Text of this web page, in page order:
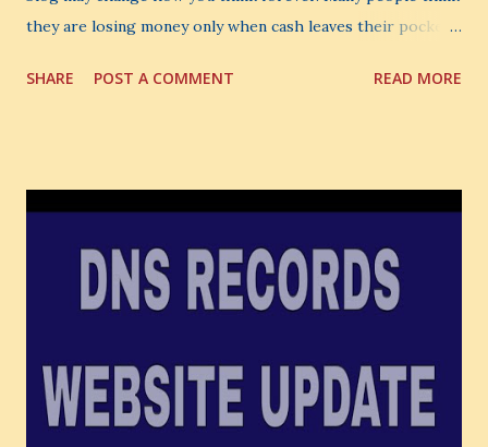
they are losing money only when cash leaves their pocket.
the one you never notice. It is the money you could have
Cost . What Is Opportunity Cost? The Simple Meaning
also lose the chance to choose something better. This is a
very powerful idea. As a digital coach, every day you are
choose where to spend your money. You choose what to
learn. You choose what to avoid. And even when you do
not...
SHARE POST A COMMENT READ MORE